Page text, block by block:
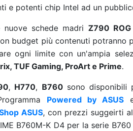
e potenti chip Intel ad un
schede madri Z790
budget più contenuti potranno
ogni limite con un'ampia
TUF Gaming, ProArt e Prime.
, H770, B760sono disponibili
Powered by ASUS
ASUS, con prezzi suggeirti
B760M-K D4 per la serie